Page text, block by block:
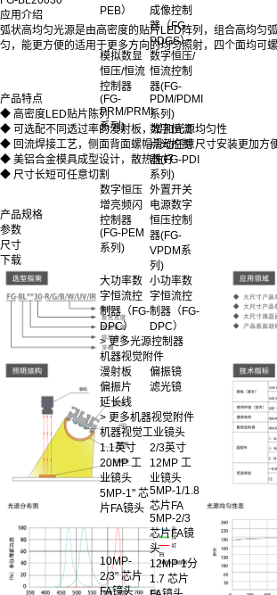
PEB）
成像控制
器（FG-
PDGS）
模拟数显
恒压/恒流
控制器
(FG-
PRM/PRMI
系列)
数字恒压/
恒流控制
器(FG-
PDM/PDMI
系列)
数字恒流
点光控制
器(FG-PDI
系列)
数字恒压
增亮频闪
控制器
(FG-PEM
系列)
外置开关
电源数字
恒压控制
器(FG-
VPDM系
列)
大功率数
字恒流控
制器（FG-
DPC）
小功率数
字恒流控
制器（FG-
DPC）
> 更多光源控制器
机器视觉附件
漫射板
偏振镜
偏振片
滤光镜
延长线
> 更多机器视觉附件
机器视觉工业镜头
1.1英寸
20MP 工
业镜头
2/3英寸
12MP 工
业镜头
5MP-1" 芯
片FA镜头
5MP-1/1.8
芯片FA
5MP-2/3
芯片FA镜
头
10MP-
2/3" 芯片
FA镜头
12MP 1分
1.7 芯片
应用介绍
弧状高均匀光源是由高密度的贴片LED阵列，组合高均匀
匀，能更方便的适用于更多方向的均匀照射，四个面均可螺
产品特点
◆ 高密度LED贴片陈列
◆ 可选配不同透过率的漫射板，增加光源均匀性
◆ 回流焊接工艺，侧面背面螺帽滑动任意尺寸安装更加方
◆ 美铝合金模具成型设计，散热性好
◆ 尺寸长短可任意切割
产品规格
参数
尺寸
下载